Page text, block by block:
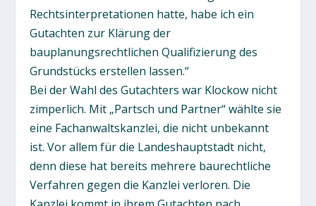
Rechtsinterpretationen hatte, habe ich ein
Gutachten zur Klärung der
bauplanungsrechtlichen Qualifizierung des
Grundstücks erstellen lassen.“
Bei der Wahl des Gutachters war Klockow nicht
zimperlich. Mit „Partsch und Partner“ wählte sie
eine Fachanwaltskanzlei, die nicht unbekannt
ist. Vor allem für die Landeshauptstadt nicht,
denn diese hat bereits mehrere baurechtliche
Verfahren gegen die Kanzlei verloren. Die